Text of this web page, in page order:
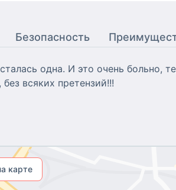
Безопасность
одна. И это очень больно,
всяких претензий!!!
карте